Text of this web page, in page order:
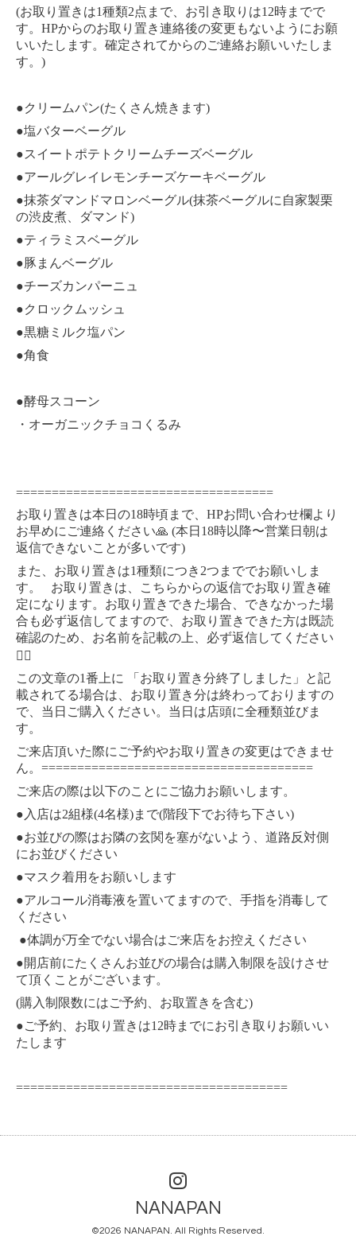
(お取り置きは1種類2点まで、お引き取りは12時までで
す。 HPからのお取り置き連絡後の変更もないようにお願
いいたします。確定されてからのご連絡お願いいたしま
す。 )
●クリームパン(たくさん焼きます)
●塩バターベーグル
●スイートポテトクリームチーズベーグル
●アールグレイレモンチーズケーキベーグル
●抹茶ダマンドマロンベーグル(抹茶ベーグルに自家製栗
の渋皮煮、ダマンド)
●ティラミスベーグル
●豚まんベーグル
●チーズカンパーニュ
●クロックムッシュ
●黒糖ミルク塩パン
●角食
●酵母スコーン
・オーガニックチョコくるみ
====================================
お取り置きは本日の18時頃まで、 HPお問い合わせ欄より
お早めにご連絡ください🙏 (本日 18時以降〜営業日朝は
返信できないことが多いです)
また、お取り置きは1種類につき 2つまででお願いしま
す。
お取り置きは、こちらからの返信でお取り置き確
定になります。お取り置きできた場合、できなかった場
合も必ず返信してますので、お取り置きできた方は既読
確認のため、お名前を記載の上、必ず返信してください
この文章の1番上に
「お取り置き分終了しました」と記
載されてる場合は、お取り置き分は終わっておりますの
で、当日ご購入ください。当日は店頭に全種類並びま
す。
ご来店頂いた際にご予約やお取り置きの変更はできませ
ん。 ======================================
ご来店の際は以下のことにご協力お願いします。
● 入店は2組様(4名様)まで(階段下でお待ち下さい)
●お並びの際はお隣の玄関を塞がないよう、道路反対側
にお並びください
●マスク着用をお願いします
●アルコール消毒液を置いてますので、手指を消毒して
ください
●体調が万全でない場合はご来店をお控えください
●開店前にたくさんお並びの場合は購入制限を設けさせ
て頂くことがございます。
(購入制限数にはご予約、お取置きを含む)
●ご予約、お取り置きは12時までにお引き取りお願いい
たします
======================================
NANAPAN
©2026 NANAPAN. All Rights Reserved.